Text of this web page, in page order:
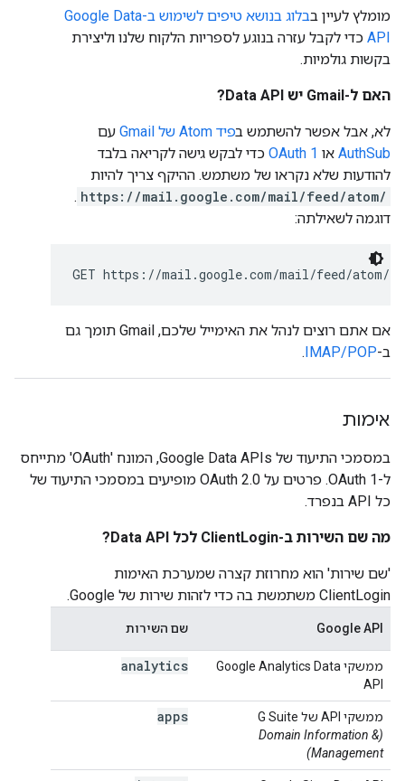
מומלץ לעיין ב
בלוג בנושא טיפים לשימוש ב-Google Data
API כדי לקבל עזרה בנוגע לספריות הלקוח שלנו וליצירת
בקשות גולמיות.
האם ל-Gmail יש Data API?
לא, אבל אפשר להשתמש בפיד Atom של Gmail
עם
AuthSub או OAuth 1 כדי לבקש גישה לקריאה בלבד
להודעות שלא נקראו של משתמש. ההיקף צריך להיות
https://mail.google.com/mail/feed/atom/
.
דוגמה לשאילתה:
GET https://mail.google.com/mail/feed/atom/
אם אתם רוצים לנהל את האימייל שלכם, Gmail תומך גם
ב-IMAP/POP
.
אימות
במסמכי התיעוד של Google Data APIs, המונח 'OAuth' מתייחס
ל-OAuth 1. פרטים על OAuth 2.0 מופיעים במסמכי התיעוד של
כל API בנפרד.
מה שם השירות ב-ClientLogin לכל Data API?
'שם שירות' הוא מחרוזת קצרה שמערכת האימות
ClientLogin משתמשת בה כדי לזהות שירות של Google.
Google API שם השירות
ממשקי Google Analytics Data
API
analytics
ממשקי API של G Suite
(Domain Information &
Management)
apps